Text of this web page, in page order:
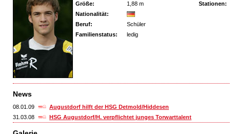
Größe:
1,88 m
Nationalität:
Beruf:
Schüler
Familienstatus:
ledig
Stationen:
News
08.01.09
Augustdorf hilft der HSG Detmold/Hiddesen
31.03.08
HSG Augustdorf/H. verpflichtet junges Torwarttalent